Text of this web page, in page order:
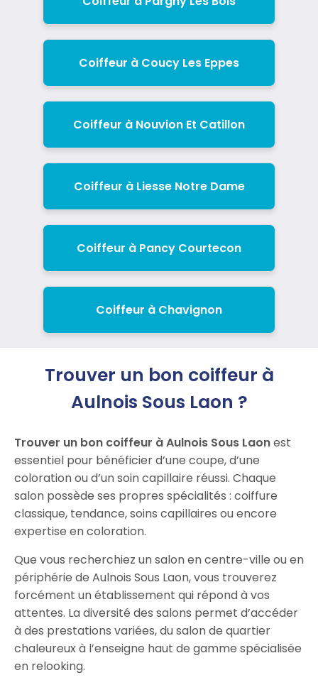
Coiffeur à Coucy Les Eppes
Coiffeur à Nouvion Et Catillon
Coiffeur à Liesse Notre Dame
Coiffeur à Pancy Courtecon
Coiffeur à Chavignon
Trouver un bon coiffeur à
Aulnois Sous Laon ?
Trouver un bon coiffeur à Aulnois Sous Laonest
essentiel pour bénéficier d’une coupe, d’une
coloration ou d’un soin capillaire réussi. Chaque
salon possède ses propres spécialités : coiffure
classique, tendance, soins capillaires ou encore
expertise en coloration.
Que vous recherchiez un salon en centre-ville ou en
périphérie de Aulnois Sous Laon, vous trouverez
forcément un établissement qui répond à vos
attentes. La diversité des salons permet d’accéder
à des prestations variées, du salon de quartier
chaleureux à l’enseigne haut de gamme spécialisée
en relooking.